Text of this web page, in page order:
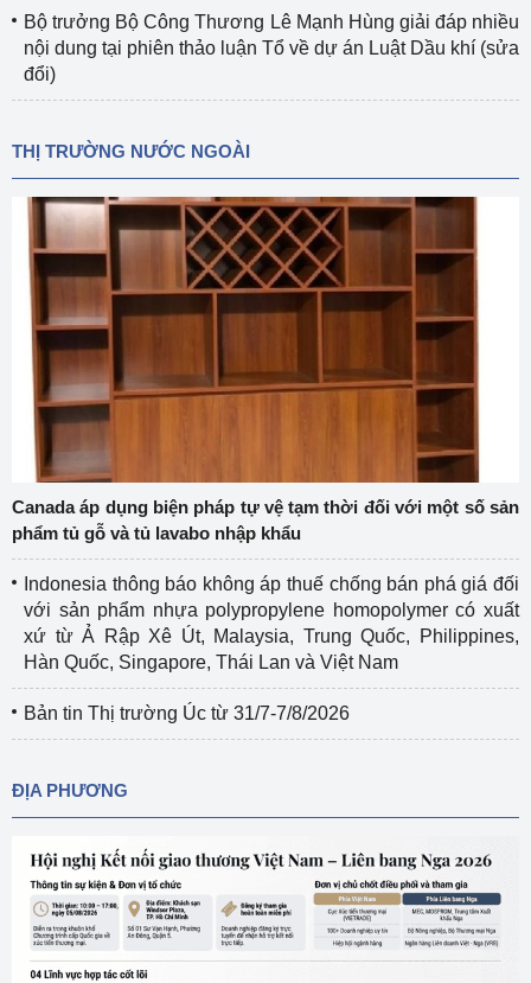
Bộ trưởng Bộ Công Thương Lê Mạnh Hùng giải đáp nhiều
nội dung tại phiên thảo luận Tổ về dự án Luật Dầu khí (sửa
đổi)
THỊ TRƯỜNG NƯỚC NGOÀI
Canada áp dụng biện pháp tự vệ tạm thời đối với một số sản
phẩm tủ gỗ và tủ lavabo nhập khẩu
Indonesia thông báo không áp thuế chống bán phá giá đối
với sản phẩm nhựa polypropylene homopolymer có xuất
xứ từ Ả Rập Xê Út, Malaysia, Trung Quốc, Philippines,
Hàn Quốc, Singapore, Thái Lan và Việt Nam
Bản tin Thị trường Úc từ 31/7-7/8/2026
ĐỊA PHƯƠNG